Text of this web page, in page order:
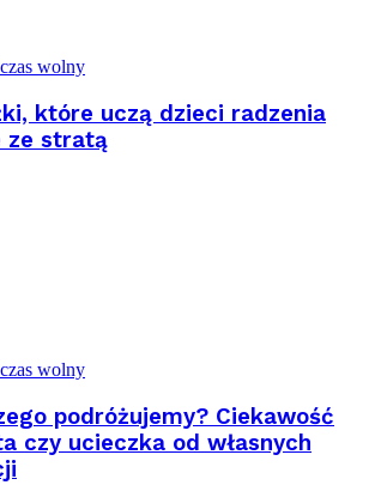
wolny
które uczą dzieci radzenia
ze stratą
wolny
podróżujemy? Ciekawość
czy ucieczka od własnych